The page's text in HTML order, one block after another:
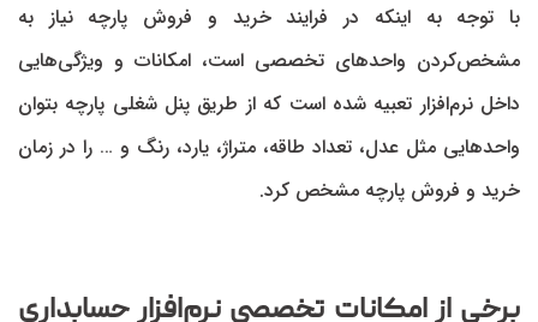
با توجه به اینکه در فرایند خرید و فروش پارچه نیاز به
مشخص‌کردن واحد‌های تخصصی است، امکانات و ویژگی‌هایی
داخل نرم‌افزار تعبیه شده است که از طریق پنل شغلی پارچه بتوان
واحد‌هایی مثل عدل، تعداد طاقه، متراژ، یارد، رنگ و … را در زمان
خرید و فروش پارچه مشخص کرد.
برخی از امکانات تخصصی نرم‌‌افزار حسابداری